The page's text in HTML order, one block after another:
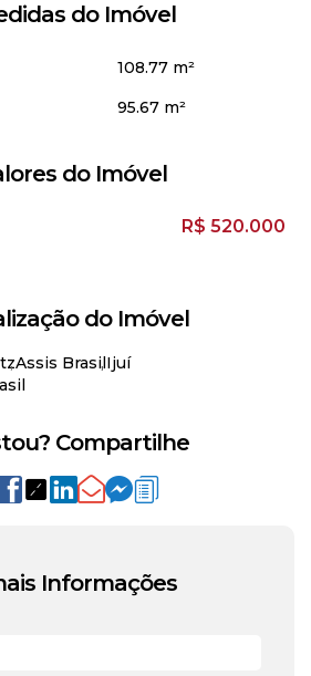
do Imóvel
108.77 m²
95.67 m²
do Imóvel
R$ 520.000
do Imóvel
Assis BrasilIjuí
Compartilhe
Informações